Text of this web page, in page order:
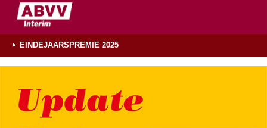
EINDEJAARSPREMIE 2025